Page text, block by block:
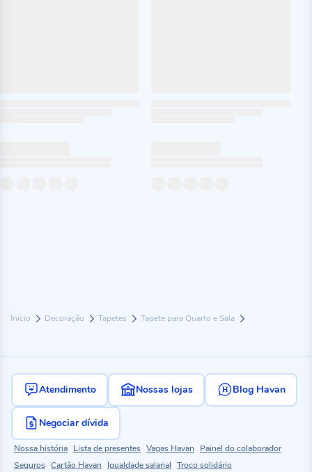
Início Decoração Tapetes Tapete para Quarto e Sala
Atendimento Nossas lojas Blog Havan
Negociar dívida
Nossa história Lista de presentes Vagas Havan
Painel do colaborador
Seguros Cartão Havan Igualdade salarial Troco solidário